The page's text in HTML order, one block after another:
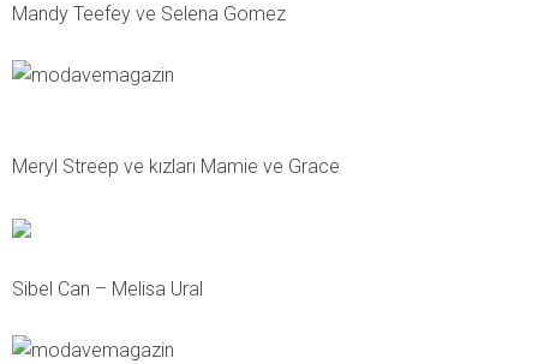
Mandy Teefey ve Selena Gomez
Meryl Streep ve kızları Mamie ve Grace
Sibel Can – Melisa Ural